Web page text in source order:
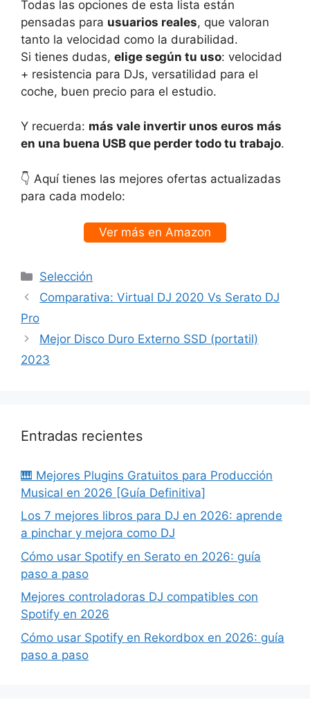
Todas las opciones de esta lista están
pensadas para usuarios reales, que valoran
tanto la velocidad como la durabilidad.
Si tienes dudas, elige según tu uso: velocidad
+ resistencia para DJs, versatilidad para el
coche, buen precio para el estudio.
Y recuerda: más vale invertir unos euros más
en una buena USB que perder todo tu trabajo.
👇 Aquí tienes las mejores ofertas actualizadas
para cada modelo:
Ver más en Amazon
Categorías
Selección
Comparativa: Virtual DJ 2020 Vs Serato DJ
Pro
Mejor Disco Duro Externo SSD (portatil)
2023
Entradas recientes
🎹 Mejores Plugins Gratuitos para Producción
Musical en 2026 [Guía Definitiva]
Los 7 mejores libros para DJ en 2026: aprende
a pinchar y mejora como DJ
Cómo usar Spotify en Serato en 2026: guía
paso a paso
Mejores controladoras DJ compatibles con
Spotify en 2026
Cómo usar Spotify en Rekordbox en 2026: guía
paso a paso